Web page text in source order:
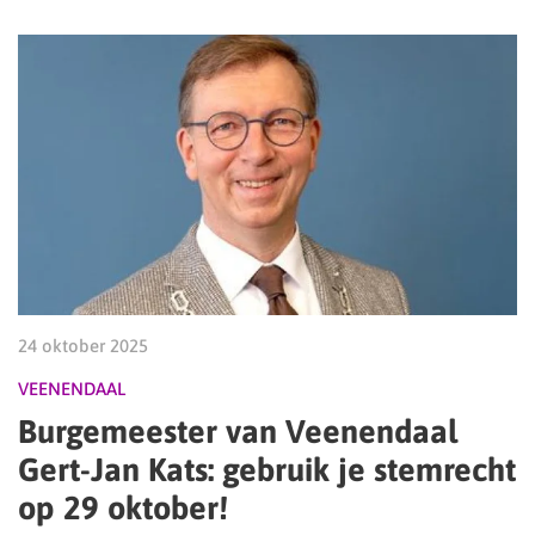
24 oktober 2025
VEENENDAAL
Burgemeester van Veenendaal
Gert-Jan Kats: gebruik je stemrecht
op 29 oktober!